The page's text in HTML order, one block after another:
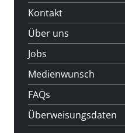
Kontakt
Über uns
Jobs
Medienwunsch
FAQs
Überweisungsdaten